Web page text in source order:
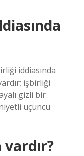
iddiasında
işbirliği
gizli bir
üçüncü